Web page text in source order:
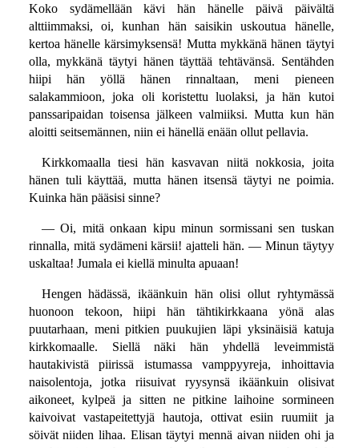
Koko sydämellään kävi hän hänelle päivä päivältä
alttiimmaksi, oi, kunhan hän saisikin uskoutua hänelle,
kertoa hänelle kärsimyksensä! Mutta mykkänä hänen täytyi
olla, mykkänä täytyi hänen täyttää tehtävänsä. Sentähden
hiipi hän yöllä hänen rinnaltaan, meni pieneen
salakammioon, joka oli koristettu luolaksi, ja hän kutoi
panssaripaidan toisensa jälkeen valmiiksi. Mutta kun hän
aloitti seitsemännen, niin ei hänellä enään ollut pellavia.
Kirkkomaalla tiesi hän kasvavan niitä nokkosia, joita
hänen tuli käyttää, mutta hänen itsensä täytyi ne poimia.
Kuinka hän pääsisi sinne?
— Oi, mitä onkaan kipu minun sormissani sen tuskan
rinnalla, mitä sydämeni kärsii! ajatteli hän. — Minun täytyy
uskaltaa! Jumala ei kiellä minulta apuaan!
Hengen hädässä, ikäänkuin hän olisi ollut ryhtymässä
huonoon tekoon, hiipi hän tähtikirkkaana yönä alas
puutarhaan, meni pitkien puukujien läpi yksinäisiä katuja
kirkkomaalle. Siellä näki hän yhdellä leveimmistä
hautakivistä piirissä istumassa vamppyyreja, inhoittavia
naisolentoja, jotka riisuivat ryysynsä ikäänkuin olisivat
aikoneet, kylpeä ja sitten ne pitkine laihoine sormineen
kaivoivat vastapeitettyjä hautoja, ottivat esiin ruumiit ja
söivät niiden lihaa. Elisan täytyi mennä aivan niiden ohi ja